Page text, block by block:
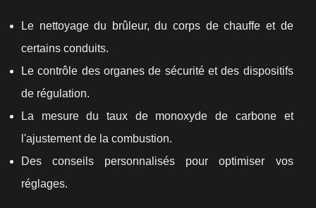
Le nettoyage du brûleur, du corps de chauffe et de
certains conduits.
Le contrôle des organes de sécurité et des dispositifs
de régulation.
La mesure du taux de monoxyde de carbone et
l'ajustement de la combustion.
Des conseils personnalisés pour optimiser vos
réglages.